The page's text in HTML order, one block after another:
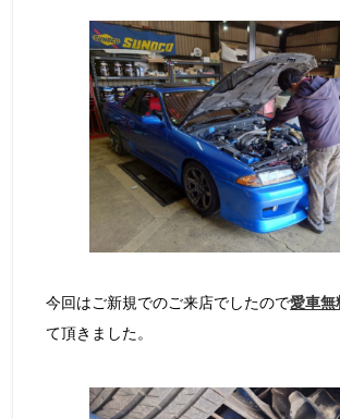
今回はご新規でのご来店でしたので愛車無
て頂きました。